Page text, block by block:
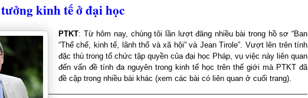
kinh tế ở đại học
PTKT: Từ hôm nay, chúng tôi lần lượt đăng nhiều bài trong hồ sơ “Ban
“Thể chế, kinh tế, lãnh thổ và xã hội” và Jean Tirole”. Vượt lên trên tính
đặc thù trong tổ chức tập quyền của đại học Pháp, vụ việc này liên quan
đến vấn đề tính đa nguyên trong kinh tế học trên thế giới mà PTKT đã
đề cập trong nhiều bài khác (xem các bài có liên quan ở cuối trang).